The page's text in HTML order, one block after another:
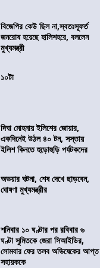
বিজেপির কেউ ছিল না,স্বতঃস্ফূর্ত
জনরোষ হয়েছে হালিশহরে, বললেন
মুখ্যমন্ত্রী
১০টা
দিঘা মোহনায় ইলিশের জোয়ার,
একদিনেই উঠল ৪০ টন, সস্তায়
ইলিশ কিনতে হুড়োহুড়ি পর্যটকদের
অভয়ার ঘটনা, শেষ দেখে ছাড়বেন,
ঘোষণা মুখ্যমন্ত্রীর
শনিবার ১০ ঘণ্টার পর রবিবার ৬
ঘণ্টা সুমিতকে জেরা সিআইডির,
সোমবার ফের তলব অভিষেকের আপ্ত
সহায়ককে